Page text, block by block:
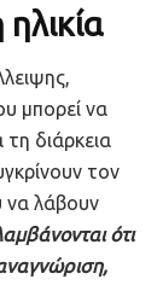
μπορεί να
τη διάρκεια
τον
να λάβουν
ότι